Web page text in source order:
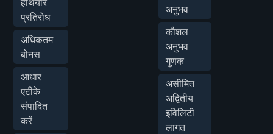
प्रतिरोध
अधिकतम
बोनस
आधार
एटीके
संपादित
करें
अनुभव
कौशल
अनुभव
गुणक
असीमित
अद्वितीय
इविलिटी
लागत